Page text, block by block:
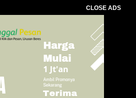
CLOSE ADS